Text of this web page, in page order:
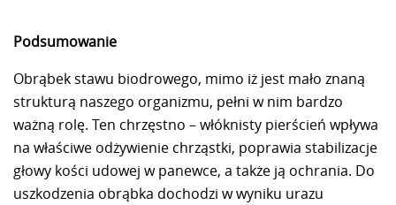
Podsumowanie
Obrąbek stawu biodrowego, mimo iż jest mało znaną
strukturą naszego organizmu, pełni w nim bardzo
ważną rolę. Ten chrzęstno – włóknisty pierścień wpływa
na właściwe odżywienie chrząstki, poprawia stabilizacje
głowy kości udowej w panewce, a także ją ochrania. Do
uszkodzenia obrąbka dochodzi w wyniku urazu